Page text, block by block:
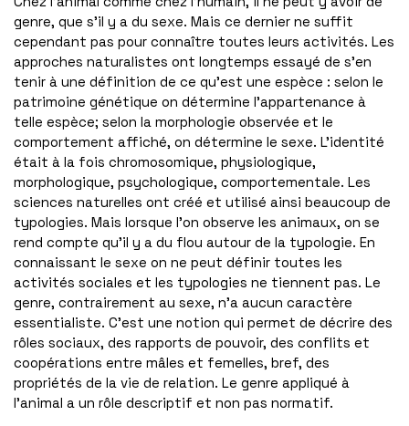
genre, que s’il y a du sexe. Mais ce dernier ne suffit
cependant pas pour connaître toutes leurs activités. Les
approches naturalistes ont longtemps essayé de s’en
tenir à une définition de ce qu’est une espèce : selon le
patrimoine génétique on détermine l’appartenance à
telle espèce; selon la morphologie observée et le
comportement affiché, on détermine le sexe. L’identité
était à la fois chromosomique, physiologique,
morphologique, psychologique, comportementale. Les
sciences naturelles ont créé et utilisé ainsi beaucoup de
typologies. Mais lorsque l’on observe les animaux, on se
rend compte qu’il y a du flou autour de la typologie. En
connaissant le sexe on ne peut définir toutes les
activités sociales et les typologies ne tiennent pas. Le
genre, contrairement au sexe, n’a aucun caractère
essentialiste. C’est une notion qui permet de décrire des
rôles sociaux, des rapports de pouvoir, des conflits et
coopérations entre mâles et femelles, bref, des
propriétés de la vie de relation. Le genre appliqué à
l’animal a un rôle descriptif et non pas normatif.